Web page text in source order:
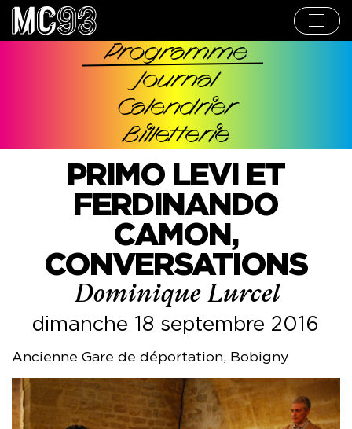
Aller
contenu
Navigation
Programme
Journal
Calendrier
Billetterie
PRIMO LEVI ET
FERDINANDO
CAMON,
CONVERSATIONS
Dominique Lurcel
dimanche 18 septembre 2016
Ancienne Gare de déportation, Bobigny